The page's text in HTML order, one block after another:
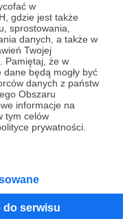
w
gdzie jest także
sprostowania,
danych, a także w
Twojej
Pamiętaj, że w
będą mogły być
danych z państw
Obszaru
informacje na
tym celów
prywatności.
do serwisu
zaproszenie
wprowadzam.
aplikacji nie